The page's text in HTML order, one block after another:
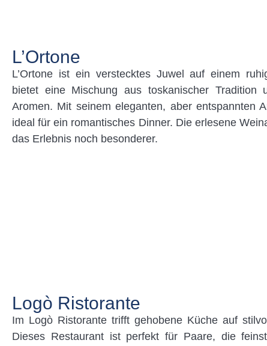
L’Ortone
L’Ortone ist ein verstecktes Juwel auf einem
bietet eine Mischung aus toskanischer Tradition
Aromen. Mit seinem eleganten, aber entspannten
ideal für ein romantisches Dinner. Die erlesene
das Erlebnis noch besonderer.
Logò Ristorante
Im Logò Ristorante trifft gehobene Küche auf
Dieses Restaurant ist perfekt für Paare, die